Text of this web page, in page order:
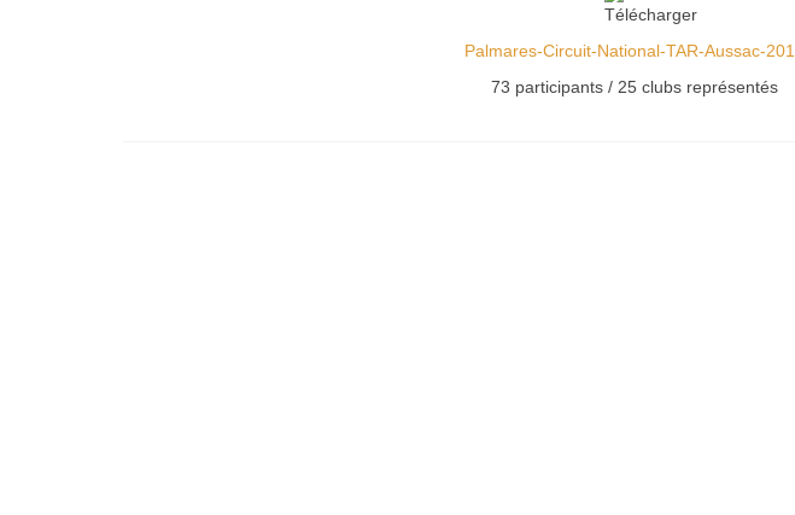
Palmares-Circuit-National-TAR-Aussac-
73 participants / 25 clubs représentés